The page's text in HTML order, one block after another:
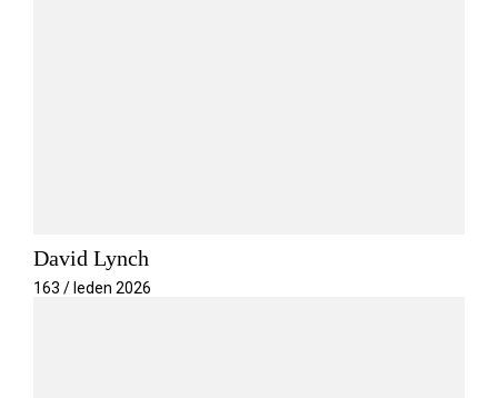
David Lynch
163 / leden 2026